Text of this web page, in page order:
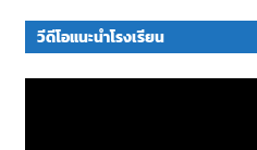
วีดีโอแนะนำโรงเรียน